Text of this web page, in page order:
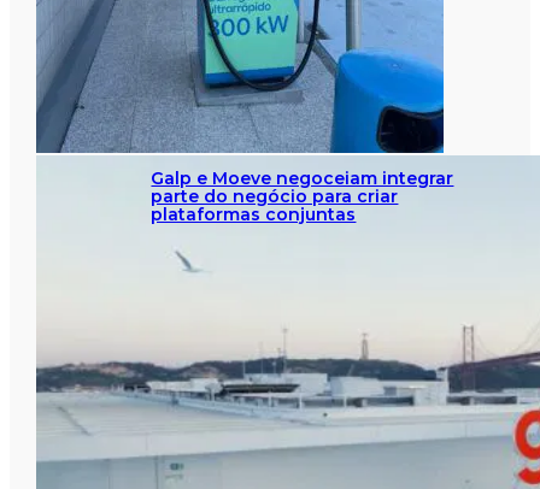
Galp e Moeve negoceiam integrar
parte do negócio para criar
plataformas conjuntas